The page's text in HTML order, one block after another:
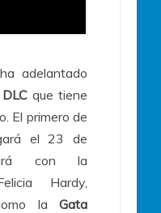
adelantado
DLCque tiene
El primero de
el 23 de
con la
Hardy,
la Gata